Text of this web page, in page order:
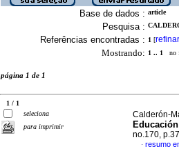
Base de dados : article
Pesquisa :
Referências encontradas : 1 [refinar
Mostrando: 1 .. 1 no
página 1 de 1
1 / 1
seleciona
para imprimir
Calderón-
no.170,
· resumo